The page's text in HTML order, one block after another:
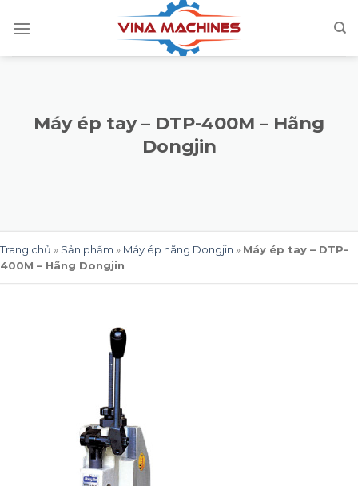
Máy ép tay – DTP-400M – Hãng
Dongjin
Trang chủ » Sản phẩm » Máy ép hãng Dongjin » Máy ép tay – DTP-
400M – Hãng Dongjin